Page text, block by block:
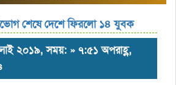
শেষে দেশে ফিরলো ১৪ যুবক
২০১৯, সময়: » ৭:৫১ অপরাহ্ণ,